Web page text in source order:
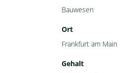
Bauwesen
Ort
Frankfurt am Main
Gehalt